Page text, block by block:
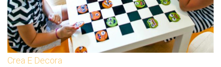
Crea E Decora